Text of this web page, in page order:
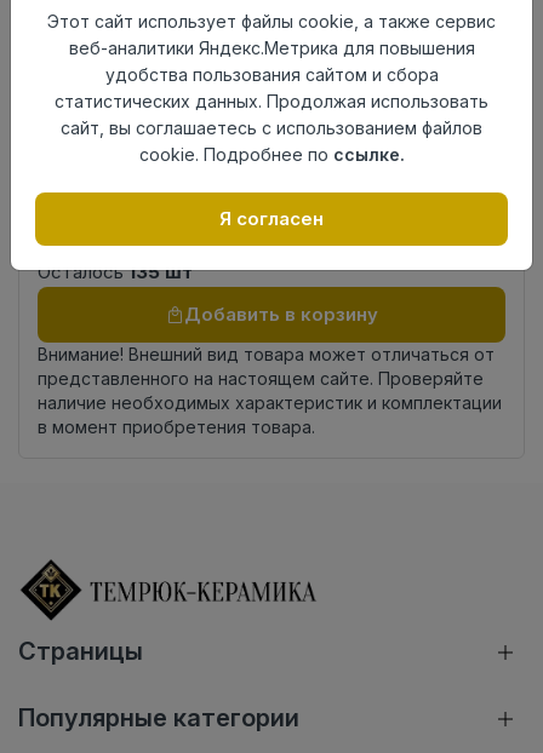
Актуальность
Товарная
Керамогранит
Поверхность
Индия
Номер
Осталось135 шт
Добавить в корзину
Внимание! Внешний вид товара может отличаться от
представленного на настоящем сайте. Проверяйте
наличие необходимых характеристик и комплектации
в момент приобретения товара.
Страницы
Популярные категории
Этот сайт использует файлы cookie, а также сервис
веб-аналитики Яндекс.Метрика для повышения
удобства пользования сайтом и сбора
статистических данных. Продолжая использовать
сайт, вы соглашаетесь с использованием файлов
cookie. Подробнее по ссылке.
Я согласен